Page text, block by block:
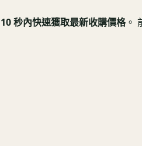
10 秒內快速獲取最新收購價格。